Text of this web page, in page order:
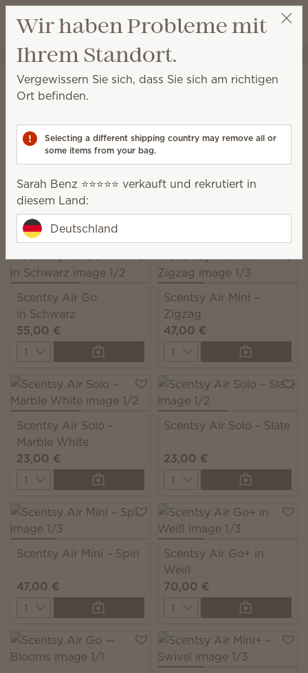
Wunschliste
Warenkorb
Sarah Benz ⭐️⭐️⭐️⭐️⭐️ Party auswählen
Scentsy Air und Pods Scentsy Air Duftventilatoren
Scentsy Air Duftventilatoren
allen Räumen
21 Ergebnisse
Filter Relevanz
1 Scentsy Air Produkt + 6 Scentsy Pods kaufen,
10 % sparen!
Lizenzierte Produkte und Kombi-Angebote ausgeschlossen.
Scentsy Air Go
in Schwarz
55,00 €
Quantity
Scentsy Air Mini –
Zigzag
47,00 €
Quantity
Scentsy Air Solo –
Marble White
23,00 €
Quantity
Scentsy Air Solo – Slate
23,00 €
Quantity
Scentsy Air Mini – Spin
47,00 €
Quantity
Scentsy Air Go+ in
Weiß
70,00 €
Quantity
Wir haben Probleme mit
Ihrem Standort.
Vergewissern Sie sich, dass Sie sich am richtigen
Ort befinden.
Selecting a different shipping country may remove all or
some items from your bag.
Sarah Benz ⭐️⭐️⭐️⭐️⭐️ verkauft und rekrutiert in
diesem Land:
Deutschland